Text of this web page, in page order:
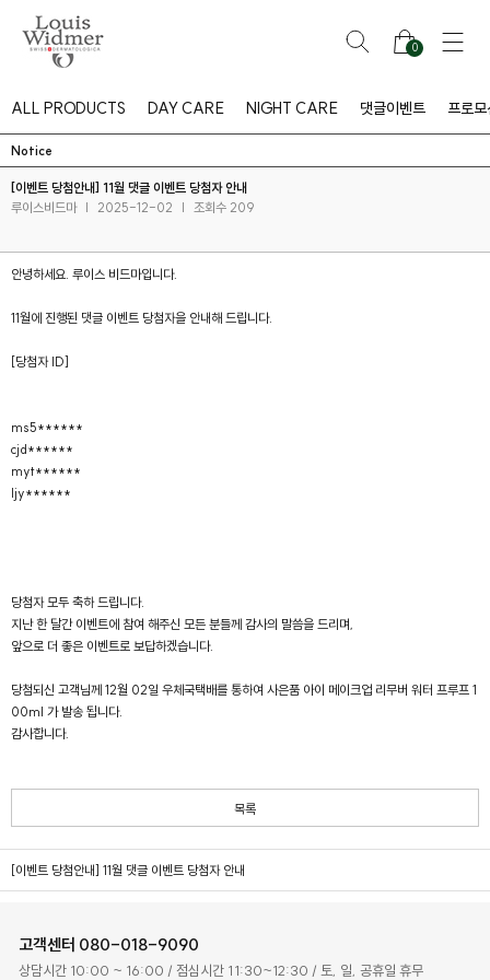
0
ALL PRODUCTS DAY CARE NIGHT CARE 댓글이벤트 프로모
Notice
[이벤트 당첨안내] 11월 댓글 이벤트 당첨자 안내
루이스비드마 | 2025-12-02 | 조회수 209
안녕하세요. 루이스 비드마입니다.
11월에 진행된 댓글 이벤트 당첨자을 안내해 드립니다.
[당첨자 ID]
ms5******
cjd******
myt******
ljy******
당첨자 모두 축하 드립니다.
지난 한 달간 이벤트에 참여 해주신 모든 분들께 감사의 말씀을 드리며,
앞으로 더 좋은 이벤트로 보답하겠습니다.
당첨되신 고객님께 12월 02일 우체국택배를 통하여 사은품 아이 메이크업 리무버 워터 프루프 1
00ml 가 발송 됩니다.
감사합니다.
목록
[이벤트 당첨안내] 11월 댓글 이벤트 당첨자 안내
고객센터 080-018-9090
상담시간 10:00 ~ 16:00 / 점심시간 11:30~12:30 / 토, 일, 공휴일 휴무